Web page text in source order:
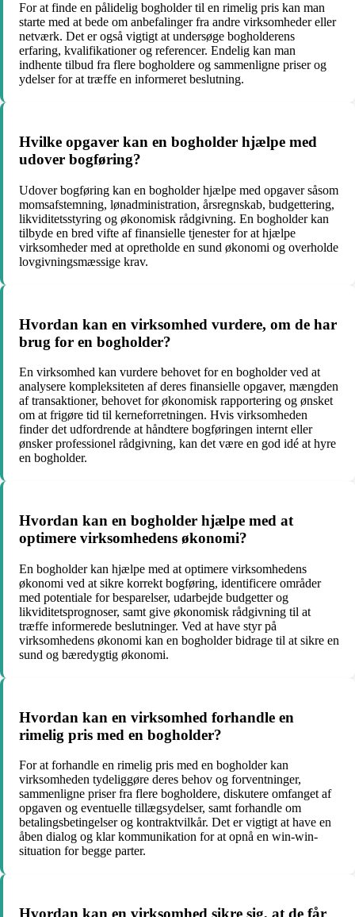
For at finde en pålidelig bogholder til en rimelig pris kan man
starte med at bede om anbefalinger fra andre virksomheder eller
netværk. Det er også vigtigt at undersøge bogholderens
erfaring, kvalifikationer og referencer. Endelig kan man
indhente tilbud fra flere bogholdere og sammenligne priser og
ydelser for at træffe en informeret beslutning.
Hvilke opgaver kan en bogholder hjælpe med
udover bogføring?
Udover bogføring kan en bogholder hjælpe med opgaver såsom
momsafstemning, lønadministration, årsregnskab, budgettering,
likviditetsstyring og økonomisk rådgivning. En bogholder kan
tilbyde en bred vifte af finansielle tjenester for at hjælpe
virksomheder med at opretholde en sund økonomi og overholde
lovgivningsmæssige krav.
Hvordan kan en virksomhed vurdere, om de har
brug for en bogholder?
En virksomhed kan vurdere behovet for en bogholder ved at
analysere kompleksiteten af deres finansielle opgaver, mængden
af transaktioner, behovet for økonomisk rapportering og ønsket
om at frigøre tid til kerneforretningen. Hvis virksomheden
finder det udfordrende at håndtere bogføringen internt eller
ønsker professionel rådgivning, kan det være en god idé at hyre
en bogholder.
Hvordan kan en bogholder hjælpe med at
optimere virksomhedens økonomi?
En bogholder kan hjælpe med at optimere virksomhedens
økonomi ved at sikre korrekt bogføring, identificere områder
med potentiale for besparelser, udarbejde budgetter og
likviditetsprognoser, samt give økonomisk rådgivning til at
træffe informerede beslutninger. Ved at have styr på
virksomhedens økonomi kan en bogholder bidrage til at sikre en
sund og bæredygtig økonomi.
Hvordan kan en virksomhed forhandle en
rimelig pris med en bogholder?
For at forhandle en rimelig pris med en bogholder kan
virksomheden tydeliggøre deres behov og forventninger,
sammenligne priser fra flere bogholdere, diskutere omfanget af
opgaven og eventuelle tillægsydelser, samt forhandle om
betalingsbetingelser og kontraktvilkår. Det er vigtigt at have en
åben dialog og klar kommunikation for at opnå en win-win-
situation for begge parter.
Hvordan kan en virksomhed sikre sig, at de får